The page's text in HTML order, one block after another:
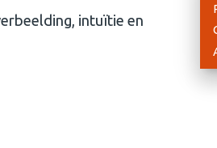
intuïtie en